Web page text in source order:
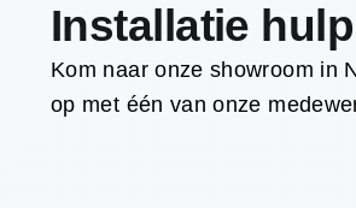
Installatie
Kom naar onze showroom in
op met één van onze